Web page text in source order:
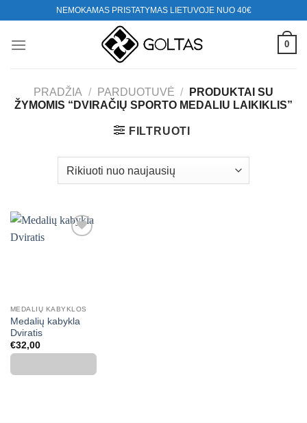
content
NEMOKAMAS PRISTATYMAS LIETUVOJE NUO 40€
0
PRADŽIA / PARDUOTUVĖ /
PRODUKTAI SU
ŽYMOMIS “DVIRAČIŲ SPORTO MEDALIU LAIKIKLIS”
FILTRUOTI
MEDALIŲ KABYKLOS
Medalių kabykla
Dviratis
€32,00